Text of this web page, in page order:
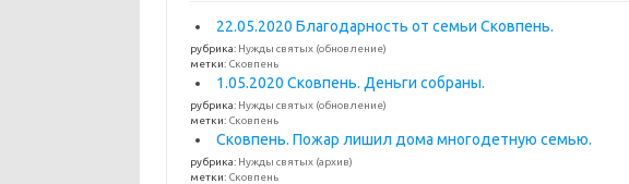
22.05.2020 Благодарность от семьи Сковпень.
рубрика: Нужды святых (обновление)
метки: Сковпень
1.05.2020 Сковпень. Деньги собраны.
рубрика: Нужды святых (обновление)
метки: Сковпень
Сковпень. Пожар лишил дома многодетную семью.
рубрика: Нужды святых (архив)
метки: Сковпень